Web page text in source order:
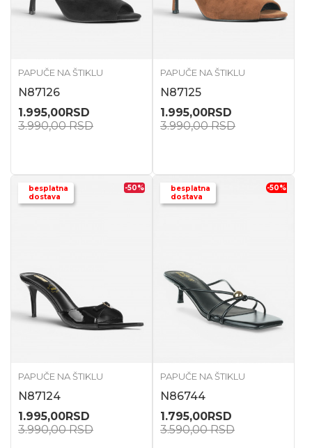
PAPUČE NA ŠTIKLU
N87126
1.995,00RSD
3.990,00RSD
PAPUČE NA ŠTIKLU
N87125
1.995,00RSD
3.990,00RSD
besplatna
dostava
-50%
PAPUČE NA ŠTIKLU
N87124
1.995,00RSD
3.990,00RSD
besplatna
dostava
-50%
PAPUČE NA ŠTIKLU
N86744
1.795,00RSD
3.590,00RSD